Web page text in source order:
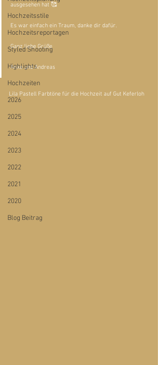
Hochzeitsstile
Hochzeitsreportagen
Styled Shooting
Highlights
Hochzeiten
2026
2025
2024
2023
2022
2021
2020
Blog Beitrag
ausgesehen hat 🥰
Es war einfach ein Traum, danke dir dafür.
Ganz liebe Grüße
Anke und Andreas
Lila Pastell Farbtöne für die Hochzeit auf Gut Keferloh